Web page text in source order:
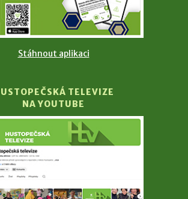
Stáhnout aplikaci
TELEVIZE
NA YOUTUBE